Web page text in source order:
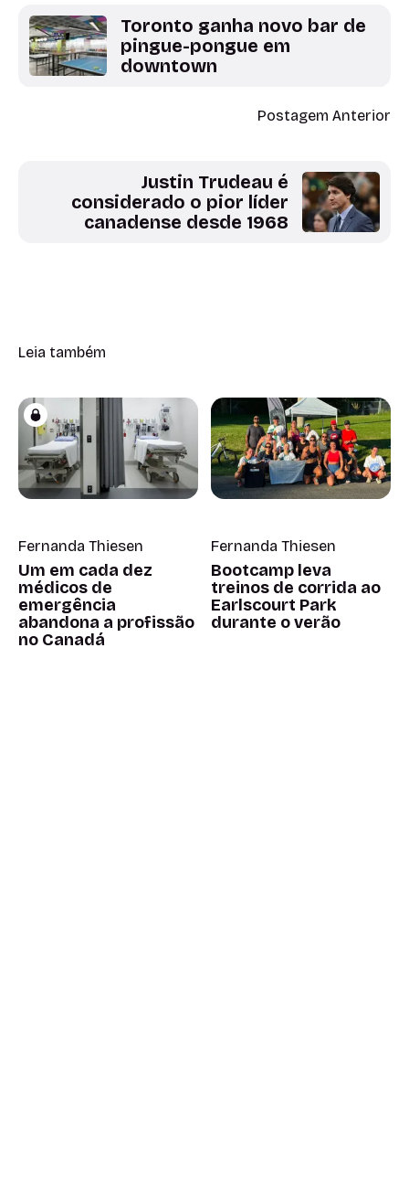
Toronto ganha novo bar de
pingue-pongue em
downtown
Postagem Anterior
Justin Trudeau é
considerado o pior líder
canadense desde 1968
Leia também
Fernanda Thiesen
Um em cada dez
médicos de
emergência
abandona a profissão
no Canadá
Fernanda Thiesen
Bootcamp leva
treinos de corrida ao
Earlscourt Park
durante o verão